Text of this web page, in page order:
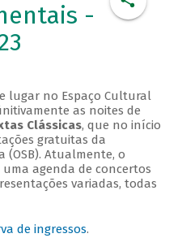
-
lugar no Espaço Cultural
as noites de
Clássicas, que no início
gratuitas da
(OSB). Atualmente, o
agenda de concertos
variadas, todas
de ingressos.